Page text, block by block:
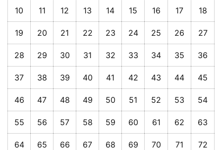
10 11 12 13 14 15 16 17 18
19 20 21 22 23 24 25 26 27
28 29 30 31 32 33 34 35 36
37 38 39 40 41 42 43 44 45
46 47 48 49 50 51 52 53 54
55 56 57 58 59 60 61 62 63
64 65 66 67 68 69 70 71 72